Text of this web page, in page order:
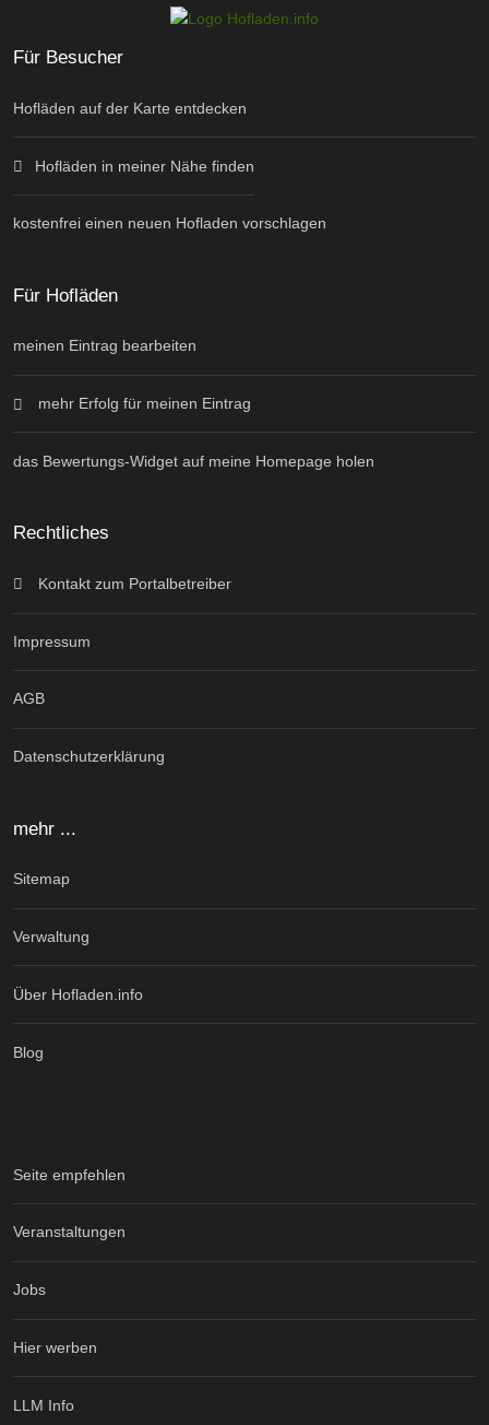
Für Besucher
Hofläden auf der Karte entdecken
Hofläden in meiner Nähe finden
kostenfrei einen neuen Hofladen vorschlagen
Für Hofläden
meinen Eintrag bearbeiten
mehr Erfolg für meinen Eintrag
das Bewertungs-Widget auf meine Homepage holen
Rechtliches
Kontakt zum Portalbetreiber
Impressum
AGB
Datenschutzerklärung
mehr ...
Sitemap
Verwaltung
Über Hofladen.info
Blog
Seite empfehlen
Veranstaltungen
Jobs
Hier werben
LLM Info